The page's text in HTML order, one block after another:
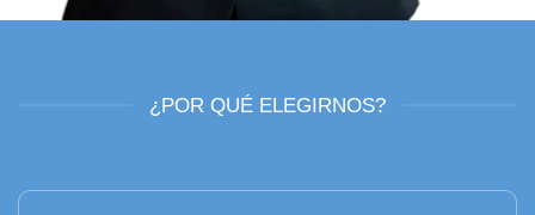
¿POR QUÉ ELEGIRNOS?